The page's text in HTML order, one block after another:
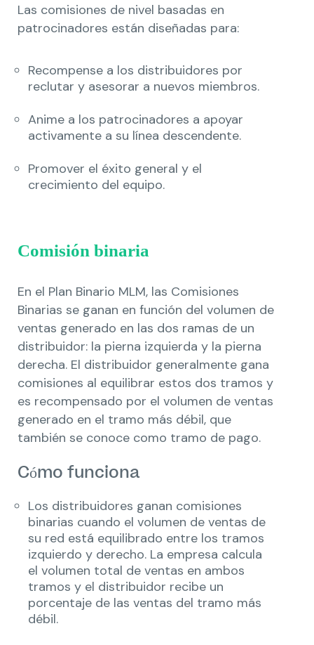
Las comisiones de nivel basadas en
patrocinadores están diseñadas para:
Recompense a los distribuidores por
reclutar y asesorar a nuevos miembros.
Anime a los patrocinadores a apoyar
activamente a su línea descendente.
Promover el éxito general y el
crecimiento del equipo.
Comisión binaria
En el Plan Binario MLM, las Comisiones
Binarias se ganan en función del volumen de
ventas generado en las dos ramas de un
distribuidor: la pierna izquierda y la pierna
derecha. El distribuidor generalmente gana
comisiones al equilibrar estos dos tramos y
es recompensado por el volumen de ventas
generado en el tramo más débil, que
también se conoce como tramo de pago.
Cómo funciona
Los distribuidores ganan comisiones
binarias cuando el volumen de ventas de
su red está equilibrado entre los tramos
izquierdo y derecho. La empresa calcula
el volumen total de ventas en ambos
tramos y el distribuidor recibe un
porcentaje de las ventas del tramo más
débil.